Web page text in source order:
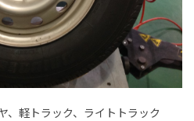
、軽トラック、ライトトラック